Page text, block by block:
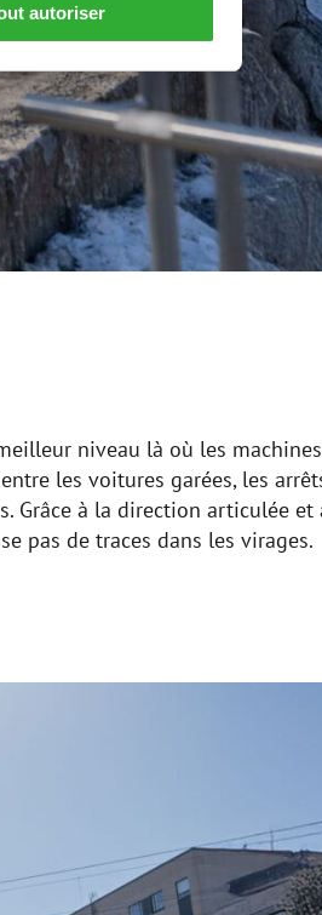
autoriser
niveau là où les
les voitures garées, les
Grâce à la direction articulée et
pas de traces dans les virages.